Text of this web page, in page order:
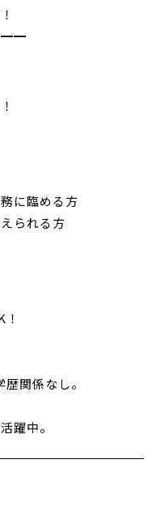
に臨める方
られる方
関係なし。
躍中。